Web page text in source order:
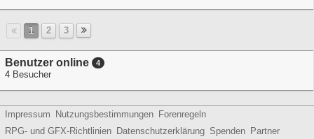
1 2 3
Benutzer online 4
4 Besucher
Impressum Nutzungsbestimmungen Forenregeln
RPG- und GFX-Richtlinien Datenschutzerklärung Spenden Partner